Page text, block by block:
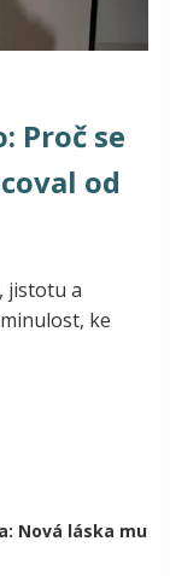
Proč se
od
jistotu a
ke
Nová láska mu